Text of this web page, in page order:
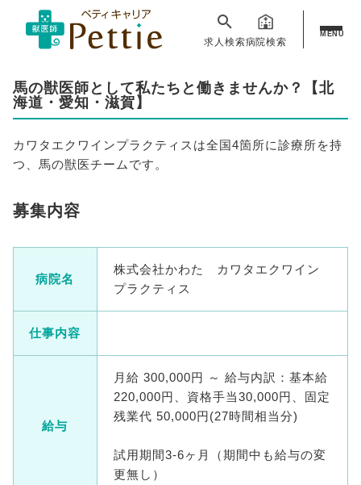
求人検索病院検索
MENU
馬の獣医師として私たちと働きませんか？【北
海道・愛知・滋賀】
カワタエクワインプラクティスは全国4箇所に診療所を持
つ、馬の獣医チームです。
募集内容
病院名
株式会社かわた カワタエクワイン
プラクティス
仕事内容
給与
月給 300,000円 ～ 給与内訳：基本給
220,000円、資格手当30,000円、固定
残業代 50,000円(27時間相当分)
試用期間3-6ヶ月（期間中も給与の変
更無し）